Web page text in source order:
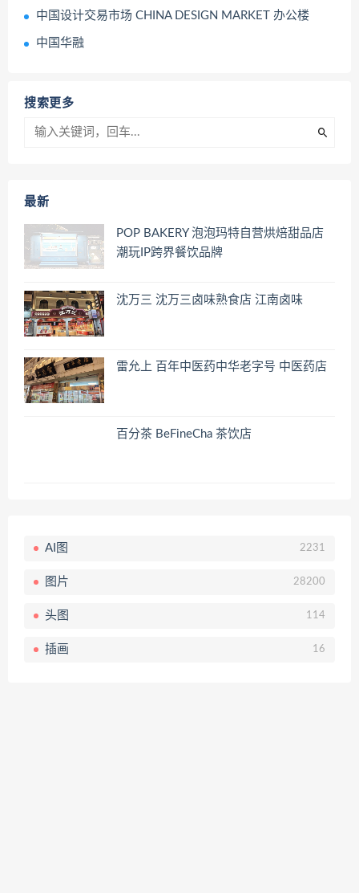
中国设计交易市场 CHINA DESIGN MARKET 办公楼
中国华融
搜索更多
最新
POP BAKERY 泡泡玛特自营烘焙甜品店
潮玩IP跨界餐饮品牌
沈万三 沈万三卤味熟食店 江南卤味
雷允上 百年中医药中华老字号 中医药店
百分茶 BeFineCha 茶饮店
AI图 2231
图片 28200
头图 114
插画 16